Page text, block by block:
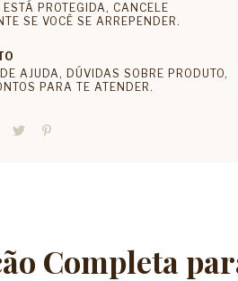
PROTEGIDA, CANCELE
SE VOCÊ SE ARREPENDER.
AJUDA, DÚVIDAS SOBRE PRODUTO,
PARA TE ATENDER.
Completa